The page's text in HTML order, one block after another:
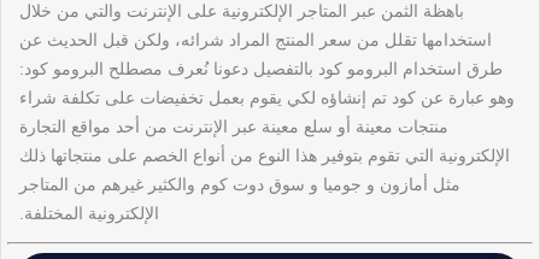
باهظة الثمن عبر المتاجر الإلكترونية على الإنترنت والتي من خلال
استخدامها تقلل من سعر المنتج المراد شرائه، ولكن قبل الحديث عن
طرق استخدام البرومو كود بالتفصيل دعونا نُعرف مصطلح البرومو كود:
وهو عبارة عن كود تم إنشاؤه لكي يقوم بعمل تخفيضات على تكلفة شراء
منتجات معينة أو سلع معينة عبر الإنترنت من أحد مواقع التجارة
الإلكترونية التي تقوم بتوفير هذا النوع من أنواع الخصم على منتجاتها ذلك
مثل أمازون و جوميا و سوق دوت كوم والكثير غيرهم من المتاجر
الإلكترونية المختلفة.